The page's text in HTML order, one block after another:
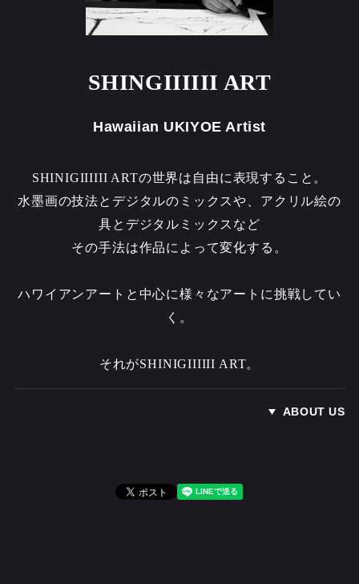
SHINGIIIIII ART
Hawaiian UKIYOE Artist
SHINIGIIIIII ARTの世界は自由に表現すること。
水墨画の技法とデジタルのミックスや、アクリル絵の
具とデジタルミックスなど
その手法は作品によって変化する。
ハワイアンアートと中心に様々なアートに挑戦してい
く。
それがSHINIGIIIIII ART。
ABOUT US